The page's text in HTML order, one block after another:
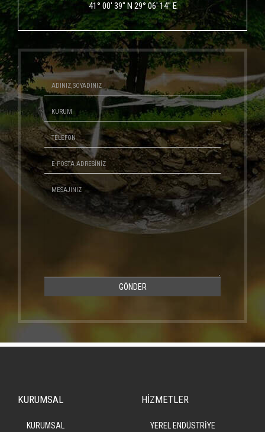
41° 00' 39" N 29° 06' 14" E
GÖNDER
KURUMSAL
KURUMSAL
HİZMETLER
YEREL ENDÜSTRİYE